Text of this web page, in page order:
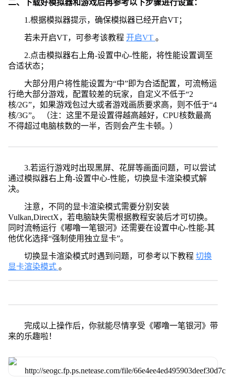
二、下载好模拟器和游戏后再参考以下步骤进行设置：
1.根据模拟器提示，确保模拟器已经开启VT；
若未开启VT，可参考该教程 开启VT 。
2.点击模拟器右上角-设置中心-性能，将性能设置调至
合适状态；
大部分用户将性能设置为“中”即为合适配置，可流畅运
行绝大部分游戏，配置较差的玩家，自定义不低于“2
核/2G”，如果游戏包过大或者游戏画质要求高，则不低于“4
核/3G”。 （注：这里不是设置得越高越好，CPU核数最高
不得超过电脑核数的一半，否则会产生卡顿。）
3.若运行游戏时出现黑屏、花屏等画面问题，可以尝试
通过模拟器右上角-设置中心-性能，切换显卡渲染模式解
决。
注意，不同的显卡渲染模式需要分别安装
Vulkan,DirectX，若电脑缺失需根据教程安装后才可切换。
同时流畅运行《嘟噜一笔银河》还需要在设置中心-性能-其
他优化选择“强制使用独立显卡”。
切换显卡渲染模式时遇到问题，可参考以下教程 切换
显卡渲染模式 。
完成以上操作后，你就能尽情享受《嘟噜一笔银河》带
来的乐趣啦！